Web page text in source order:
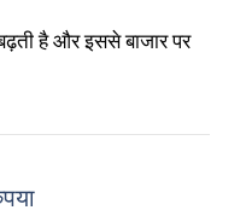
है और इससे बाजार पर